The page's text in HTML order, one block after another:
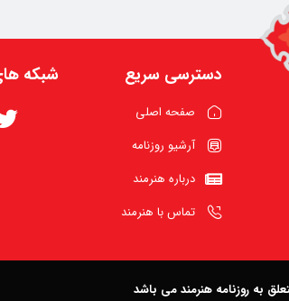
دسترسی سریع
صفحه اصلی
آرشیو روزنامه
درباره هنرمند
تماس با هنرمند
شبکه
به روزنامه هنرمند می باشد